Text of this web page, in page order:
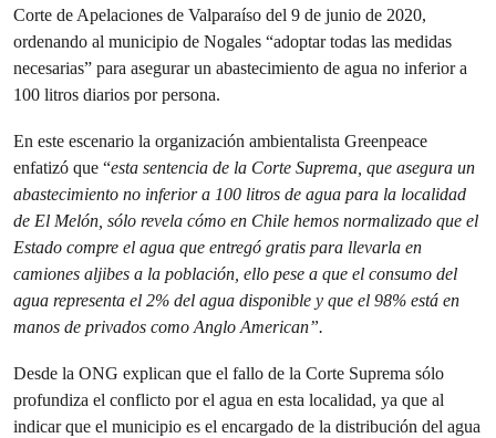
Corte de Apelaciones de Valparaíso del 9 de junio de 2020,
ordenando al municipio de Nogales “adoptar todas las medidas
necesarias” para asegurar un abastecimiento de agua no inferior a
100 litros diarios por persona.
En este escenario la organización ambientalista Greenpeace
enfatizó que “esta sentencia de la Corte Suprema, que asegura un
abastecimiento no inferior a 100 litros de agua para la localidad
de El Melón, sólo revela cómo en Chile hemos normalizado que el
Estado compre el agua que entregó gratis para llevarla en
camiones aljibes a la población, ello pese a que el consumo del
agua representa el 2% del agua disponible y que el 98% está en
manos de privados como Anglo American”.
Desde la ONG explican que el fallo de la Corte Suprema sólo
profundiza el conflicto por el agua en esta localidad, ya que al
indicar que el municipio es el encargado de la distribución del agua